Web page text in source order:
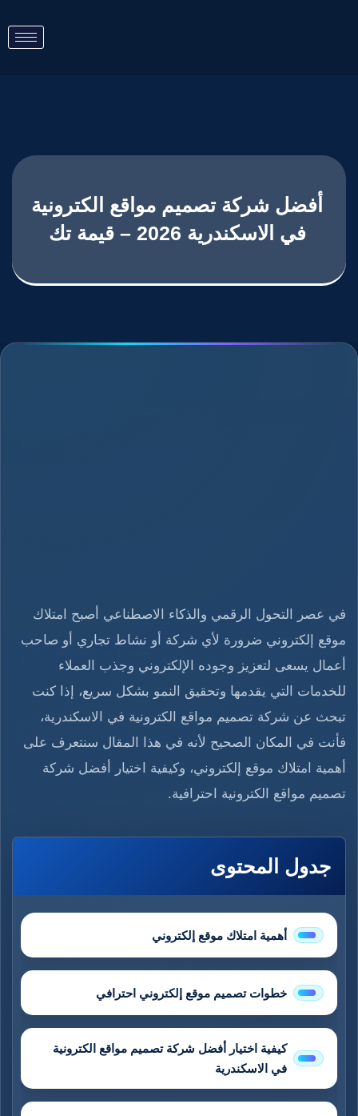
أفضل شركة تصميم مواقع الكترونية
في الاسكندرية​ 2026 – قيمة تك
في عصر التحول الرقمي والذكاء الاصطناعي أصبح امتلاك
موقع إلكتروني ضرورة لأي شركة أو نشاط تجاري أو صاحب
أعمال يسعى لتعزيز وجوده الإلكتروني وجذب العملاء
للخدمات التي يقدمها وتحقيق النمو بشكل سريع، إذا كنت
تبحث عن شركة تصميم مواقع الكترونية في الاسكندرية​،
فأنت في المكان الصحيح لأنه في هذا المقال سنتعرف على
أهمية امتلاك موقع إلكتروني، وكيفية اختيار أفضل شركة
تصميم مواقع الكترونية احترافية.
جدول المحتوى
أهمية امتلاك موقع إلكتروني
خطوات تصميم موقع إلكتروني احترافي
كيفية اختيار أفضل شركة تصميم مواقع الكترونية
في الاسكندرية​